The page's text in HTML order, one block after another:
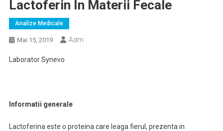
Lactoferin In Materii Fecale
Analize Medicale
Mai 15, 2019 Adm
Laborator Synevo
Informatii generale
Lactoferina este o proteina care leaga fierul, prezenta in